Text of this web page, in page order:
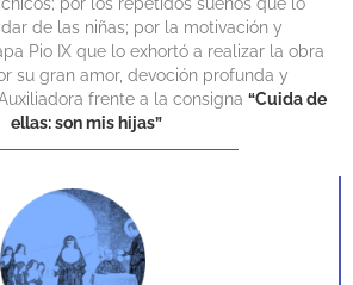
por los repetidos sueños que lo
de las niñas; por la motivación y
Pio IX que lo exhortó a realizar la obra
su gran amor, devoción profunda y
frente a la consigna “Cuida de
ellas: son mis hijas”